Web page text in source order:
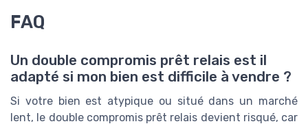
FAQ
Un double compromis prêt relais est il
adapté si mon bien est difficile à vendre ?
Si votre bien est atypique ou situé dans un marché
lent, le double compromis prêt relais devient risqué, car